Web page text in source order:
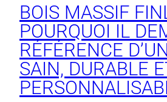
BOIS MASSIF
POURQUOI IL
RÉFÉRENCE
SAIN, DURABLE